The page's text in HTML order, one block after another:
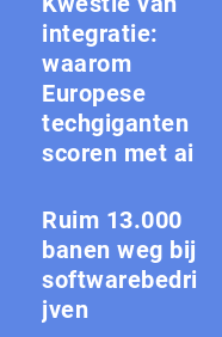
integratie:
waarom
Europese
techgiganten
scoren met ai
Ruim 13.000
banen weg bij
softwarebedri
jven